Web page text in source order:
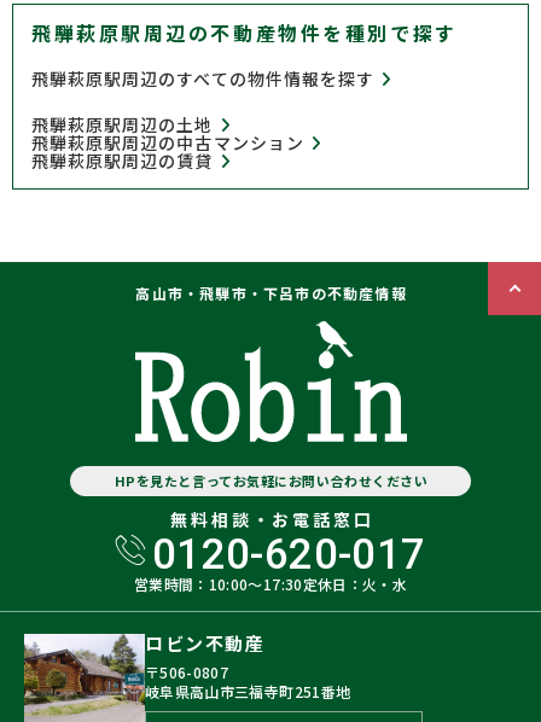
飛騨萩原駅周辺の不動産物件を種別で探す
飛騨萩原駅周辺のすべての物件情報を探す
飛騨萩原駅周辺の土地
飛騨萩原駅周辺の中古マンション
飛騨萩原駅周辺の賃貸
高山市・飛騨市・下呂市の不動産情報
HPを見たと言ってお気軽にお問い合わせください
無料相談・お電話窓口
0120-620-017
営業時間：10:00〜17:30定休日：火・水
ロビン不動産
〒506-0807
岐阜県高山市三福寺町251番地